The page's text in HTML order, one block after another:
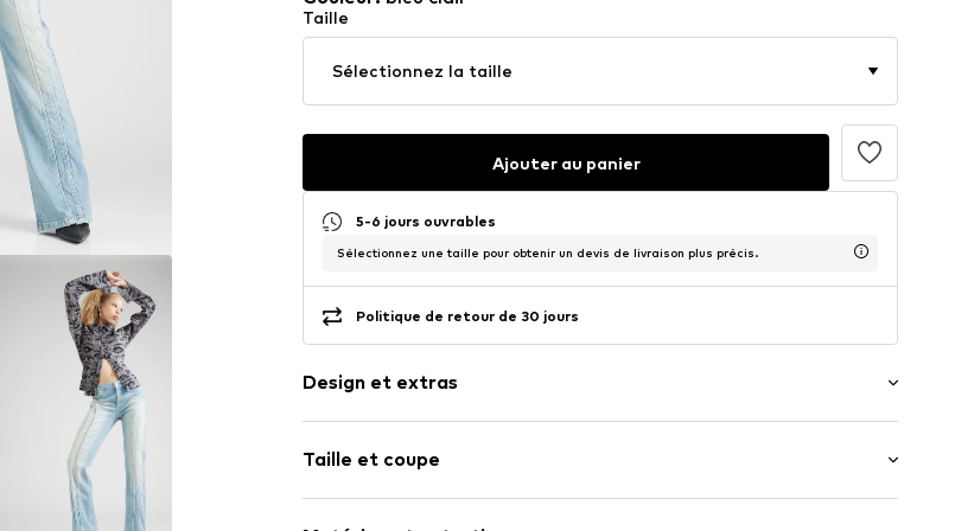
Taille
Sélectionnez la taille
Ajouter au panier
5-6 jours ouvrables
Sélectionnez une taille pour obtenir un devis de livraison plus précis.
Politique de retour de 30 jours
Design et extras
Jeans
Light washed
Ourlet / bord surpiqué
Taille et coupe